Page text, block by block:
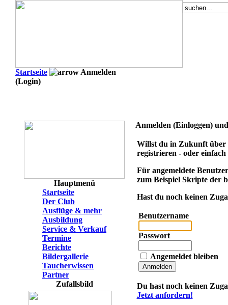
Startseite
Anmelden
(Login)
Hauptmenü
Startseite
Der Club
Ausflüge & mehr
Ausbildung
Service & Verkauf
Termine
Berichte
Bildergallerie
Taucherwissen
Partner
Zufallsbild
Anmelden (Einloggen)
Willst du in Zukunft über
registrieren - oder
Für angemeldete
zum Beispiel Skripte der
Hast du noch keinen
Benutzername
Passwort
Angemeldet bleiben
Du hast noch keinen
Jetzt anfordern!